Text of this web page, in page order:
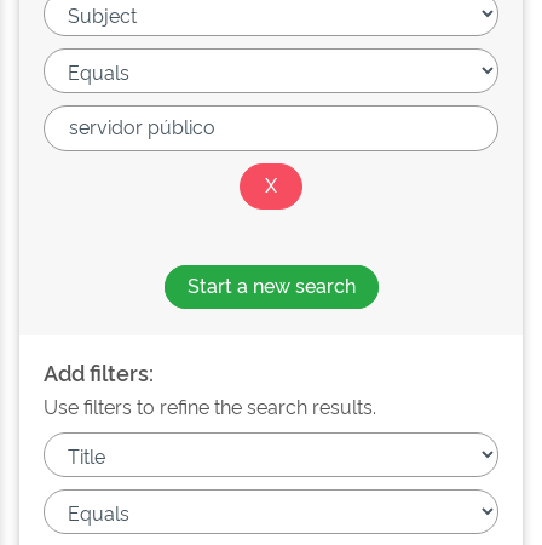
Start a new search
Add filters:
Use filters to refine the search results.